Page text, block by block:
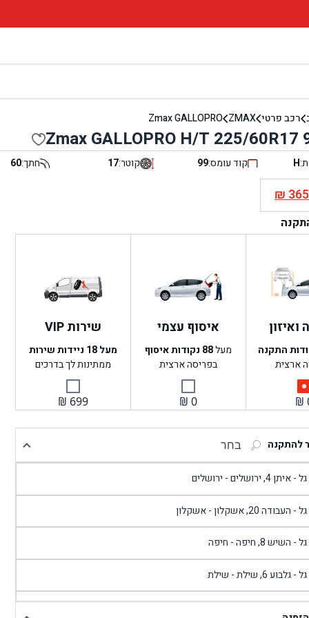
רכב פרטי ZMAX
Zmax GALLOPRO
Zmax GALLOPRO H/T 225/60R17
H קוד עומס:99 קוטר:17 חתך:60
₪365
התקנה
ארצית
₪
איסוף עצמי
מעל88 נקודות איסוף
בפריסה ארצית
₪ 0
שירות VIP
מעל 18 ניידות שירות
ממתינות לך בדרכים
₪ 699
להתקנה בחר
4, ירושלים - ירושלים
העבודה 20, אשקלון - אשקלון
- השיש 8, חיפה - חיפה
- גלבוע 6, שילת - שילת
- פוריידיס, כניסה צפונית מול כביש 4 - פרדיס